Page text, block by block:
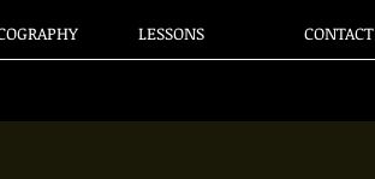
LESSONS CONTACT